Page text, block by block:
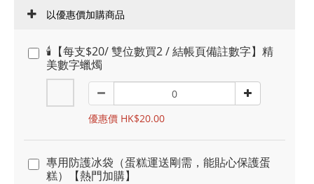
以優惠價加購商品
🕯️【每支$20/ 雙位數買2 / 結帳頁備註數字】精
美數字蠟燭
優惠價 HK$20.00
專用防護冰袋（蛋糕運送剛需，能貼心保護蛋
糕）【熱門加購】